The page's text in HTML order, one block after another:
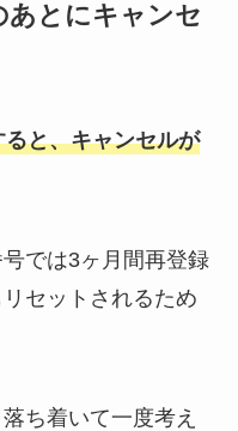
あとにキャンセ
と、キャンセルが
では3ヶ月間再登録
セットされるため
ち着いて一度考え